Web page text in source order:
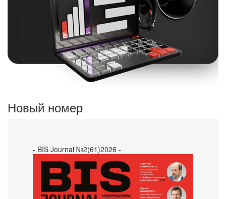
Новый номер
- BIS Journal №2(61)2026 -